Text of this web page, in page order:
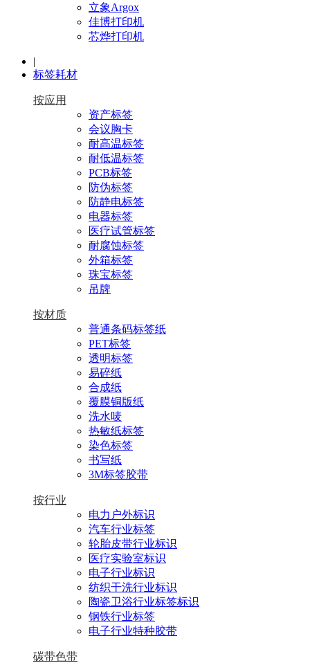
立象Argox
佳博打印机
芯烨打印机
|
标签耗材
按应用
资产标签
会议胸卡
耐高温标签
耐低温标签
PCB标签
防伪标签
防静电标签
电器标签
医疗试管标签
耐腐蚀标签
外箱标签
珠宝标签
吊牌
按材质
普通条码标签纸
PET标签
透明标签
易碎纸
合成纸
覆膜铜版纸
洗水唛
热敏纸标签
染色标签
书写纸
3M标签胶带
按行业
电力户外标识
汽车行业标签
轮胎皮带行业标识
医疗实验室标识
电子行业标识
纺织干洗行业标识
陶瓷卫浴行业标签标识
钢铁行业标签
电子行业特种胶带
碳带色带